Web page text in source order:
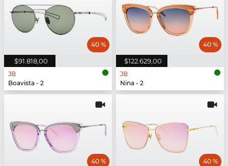
$91.818,00
40 %
JB
Boavista - 2
$122.629,00
40 %
JB
Nina - 2
40 % 40 %